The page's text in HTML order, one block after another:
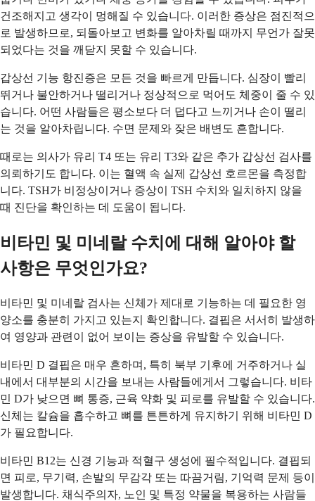
건조해지고 생각이 멍해질 수 있습니다. 이러한 증상은 점진적으
로 발생하므로, 되돌아보고 변화를 알아차릴 때까지 무언가 잘못
되었다는 것을 깨닫지 못할 수 있습니다.
갑상선 기능 항진증은 모든 것을 빠르게 만듭니다. 심장이 빨리
뛰거나 불안하거나 떨리거나 정상적으로 먹어도 체중이 줄 수 있
습니다. 어떤 사람들은 평소보다 더 덥다고 느끼거나 손이 떨리
는 것을 알아차립니다. 수면 문제와 잦은 배변도 흔합니다.
때로는 의사가 유리 T4 또는 유리 T3와 같은 추가 갑상선 검사를
의뢰하기도 합니다. 이는 혈액 속 실제 갑상선 호르몬을 측정합
니다. TSH가 비정상이거나 증상이 TSH 수치와 일치하지 않을
때 진단을 확인하는 데 도움이 됩니다.
비타민 및 미네랄 수치에 대해 알아야 할
사항은 무엇인가요?
비타민 및 미네랄 검사는 신체가 제대로 기능하는 데 필요한 영
양소를 충분히 가지고 있는지 확인합니다. 결핍은 서서히 발생하
여 영양과 관련이 없어 보이는 증상을 유발할 수 있습니다.
비타민 D 결핍은 매우 흔하며, 특히 북부 기후에 거주하거나 실
내에서 대부분의 시간을 보내는 사람들에게서 그렇습니다. 비타
민 D가 낮으면 뼈 통증, 근육 약화 및 피로를 유발할 수 있습니다.
신체는 칼슘을 흡수하고 뼈를 튼튼하게 유지하기 위해 비타민 D
가 필요합니다.
비타민 B12는 신경 기능과 적혈구 생성에 필수적입니다. 결핍되
면 피로, 무기력, 손발의 무감각 또는 따끔거림, 기억력 문제 등이
발생합니다. 채식주의자, 노인 및 특정 약물을 복용하는 사람들